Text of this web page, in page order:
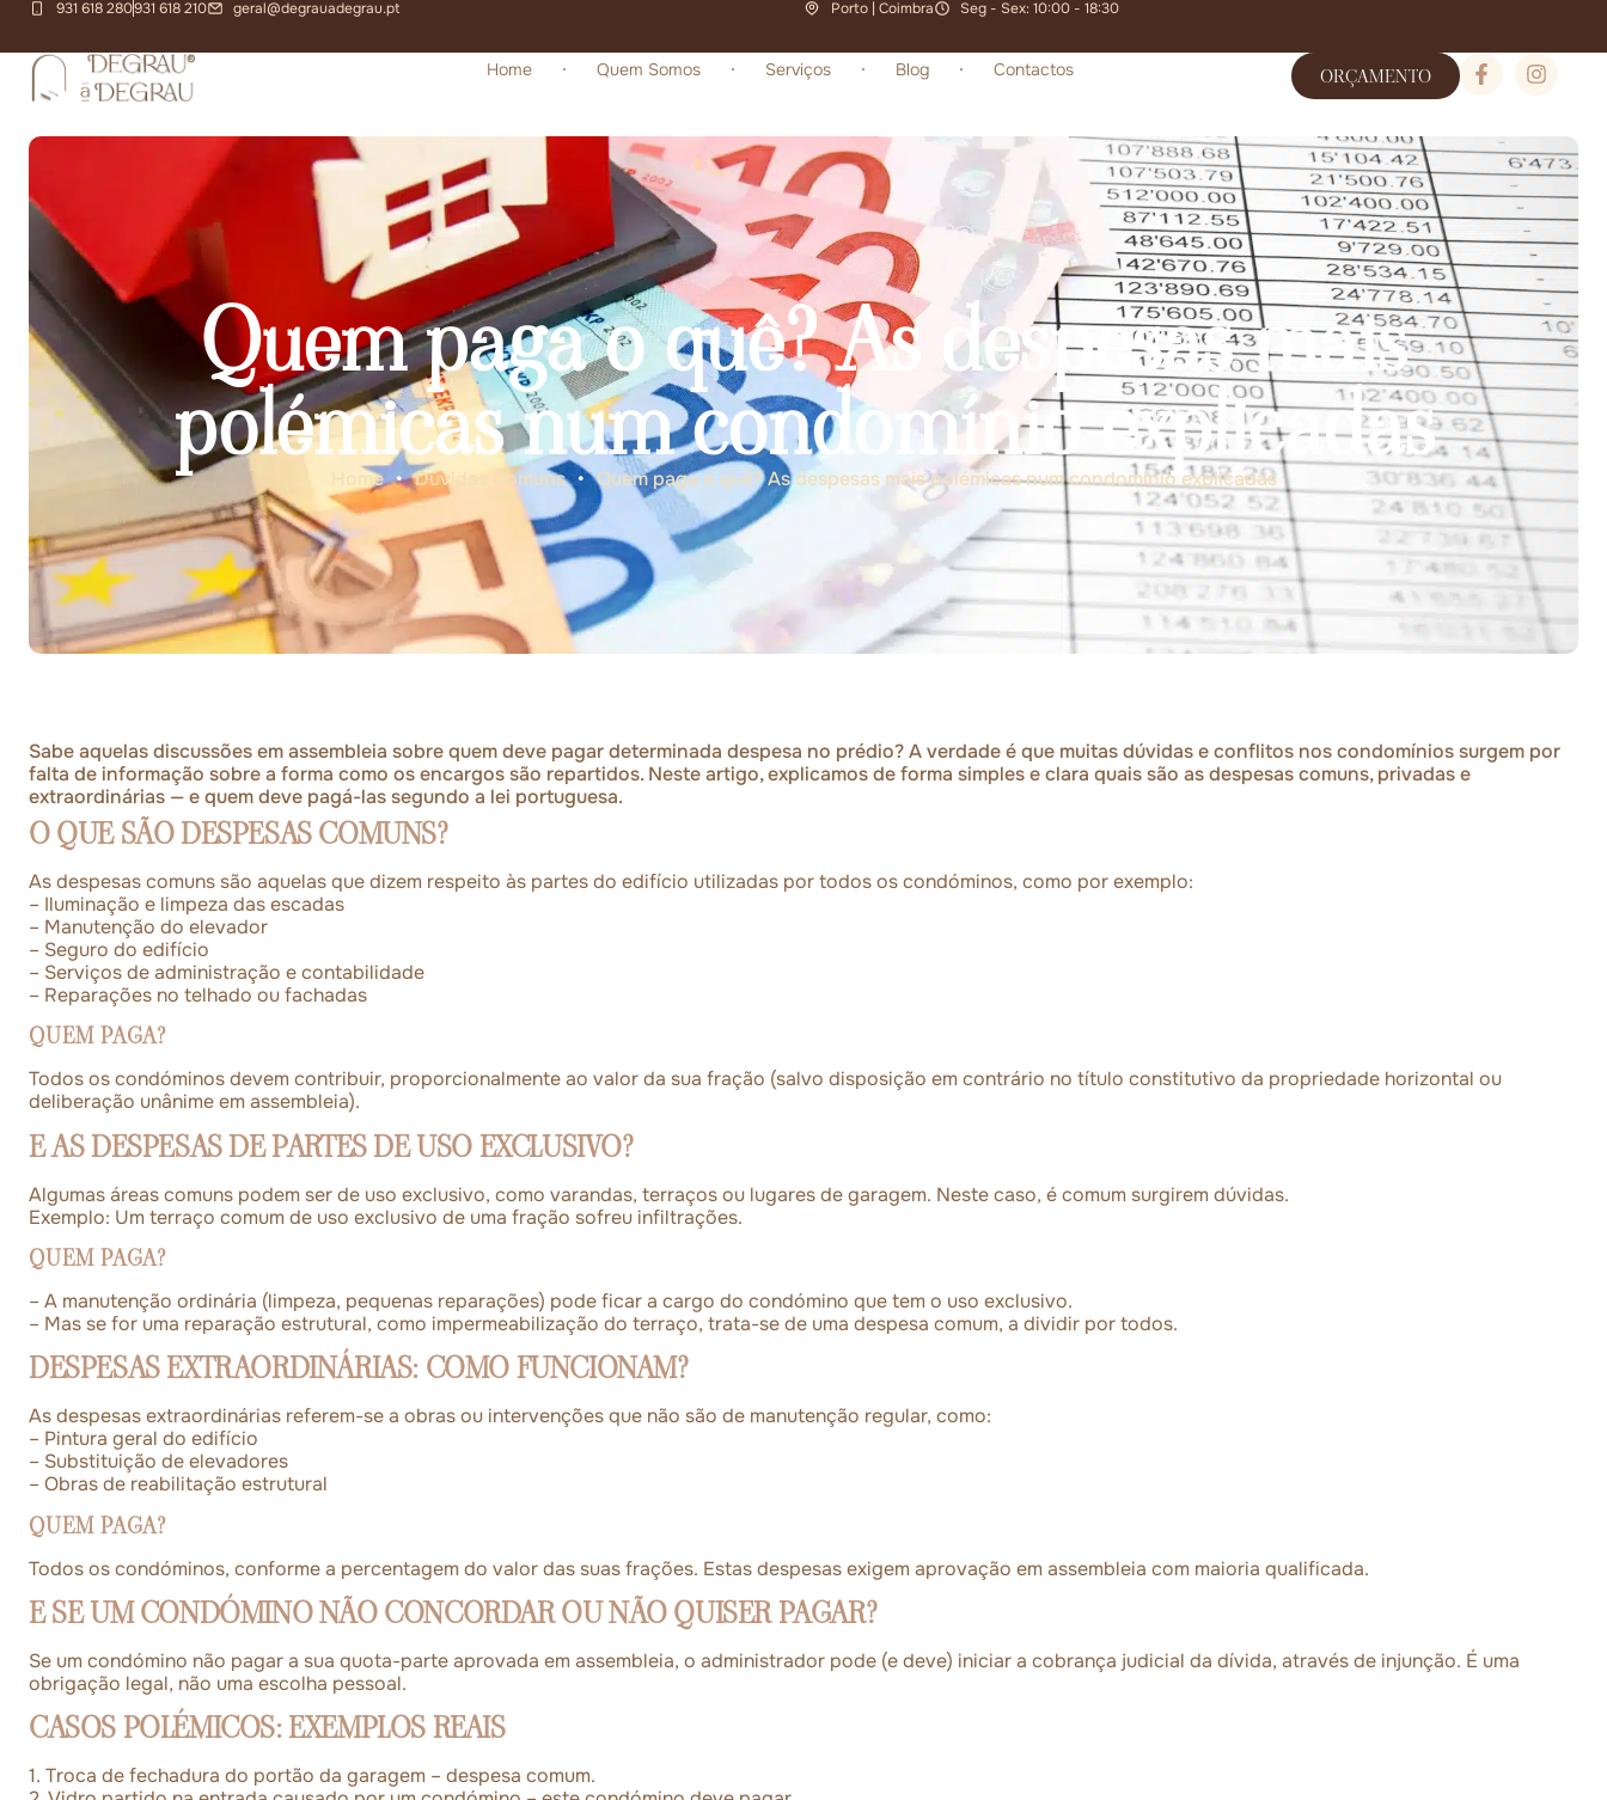
931 618 280931 618 210 geral@degrauadegrau.pt Porto | Coimbra Seg - Sex: 10:00 - 18:30
Home Quem Somos Serviços Blog Contactos ORÇAMENTO
Quem paga o quê? As despesas mais
polémicas num condomínio explicadas
Home • Dúvidas Comuns • Quem paga o quê? As despesas mais polémicas num condomínio explicadas
Sabe aquelas discussões em assembleia sobre quem deve pagar determinada despesa no prédio? A verdade é que muitas dúvidas e conflitos nos condomínios surgem por
falta de informação sobre a forma como os encargos são repartidos. Neste artigo, explicamos de forma simples e clara quais são as despesas comuns, privadas e
extraordinárias — e quem deve pagá-las segundo a lei portuguesa.
O QUE SÃO DESPESAS COMUNS?
As despesas comuns são aquelas que dizem respeito às partes do edifício utilizadas por todos os condóminos, como por exemplo:
– Iluminação e limpeza das escadas
– Manutenção do elevador
– Seguro do edifício
– Serviços de administração e contabilidade
– Reparações no telhado ou fachadas
QUEM PAGA?
Todos os condóminos devem contribuir, proporcionalmente ao valor da sua fração (salvo disposição em contrário no título constitutivo da propriedade horizontal ou
deliberação unânime em assembleia).
E AS DESPESAS DE PARTES DE USO EXCLUSIVO?
Algumas áreas comuns podem ser de uso exclusivo, como varandas, terraços ou lugares de garagem. Neste caso, é comum surgirem dúvidas.
Exemplo: Um terraço comum de uso exclusivo de uma fração sofreu infiltrações.
QUEM PAGA?
– A manutenção ordinária (limpeza, pequenas reparações) pode ficar a cargo do condómino que tem o uso exclusivo.
– Mas se for uma reparação estrutural, como impermeabilização do terraço, trata-se de uma despesa comum, a dividir por todos.
DESPESAS EXTRAORDINÁRIAS: COMO FUNCIONAM?
As despesas extraordinárias referem-se a obras ou intervenções que não são de manutenção regular, como:
– Pintura geral do edifício
– Substituição de elevadores
– Obras de reabilitação estrutural
QUEM PAGA?
Todos os condóminos, conforme a percentagem do valor das suas frações. Estas despesas exigem aprovação em assembleia com maioria qualificada.
E SE UM CONDÓMINO NÃO CONCORDAR OU NÃO QUISER PAGAR?
Se um condómino não pagar a sua quota-parte aprovada em assembleia, o administrador pode (e deve) iniciar a cobrança judicial da dívida, através de injunção. É uma
obrigação legal, não uma escolha pessoal.
CASOS POLÉMICOS: EXEMPLOS REAIS
1. Troca de fechadura do portão da garagem – despesa comum.